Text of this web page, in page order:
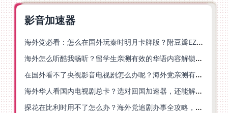
影音加速器
海外党必看：怎么在国外玩秦时明月卡牌版？附豆瓣EZCast地区限制破解法
海外怎么听酷我畅听？留学生亲测有效的华语内容解锁指南
在国外看不了央视影音电视剧怎么办呢？海外党亲测有效的回国加速方案
海外华人看国内电视剧总卡？选对回国加速器，还能解决菲律宾打不开反诈中心的问题
探花在比利时用不了怎么办？海外党追剧办事全攻略，选对加速器就够了